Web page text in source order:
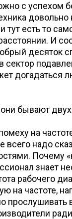
с
есть то
И
десяток
бывают
на
надо
Почему
знает
рабочего
частоте,